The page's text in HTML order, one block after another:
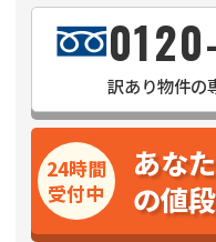
訳あり物件の
あな
の値
24時間
受付中